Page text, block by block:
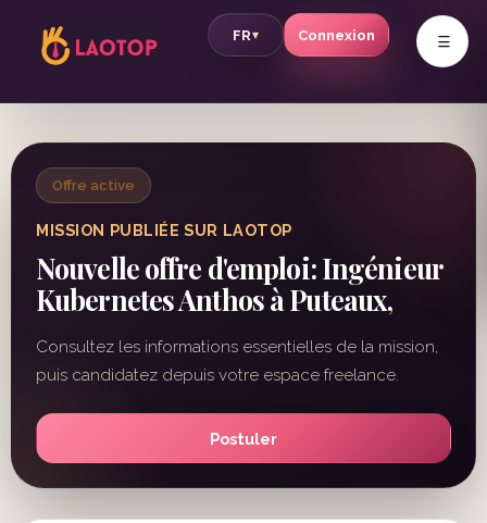
FR▾ Connexion v
Offre active
MISSION PUBLIÉE SUR LAOTOP
Nouvelle offre d'emploi: Ingénieur
Kubernetes Anthos à Puteaux,
Consultez les informations essentielles de la mission,
puis candidatez depuis votre espace freelance.
Postuler